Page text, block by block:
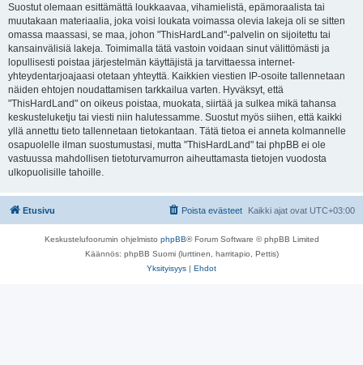
Suostut olemaan esittämättä loukkaavaa, vihamielistä, epämoraalista tai
muutakaan materiaalia, joka voisi loukata voimassa olevia lakeja oli se sitten
omassa maassasi, se maa, johon "ThisHardLand"-palvelin on sijoitettu tai
kansainvälisiä lakeja. Toimimalla tätä vastoin voidaan sinut välittömästi ja
lopullisesti poistaa järjestelmän käyttäjistä ja tarvittaessa internet-
yhteydentarjoajaasi otetaan yhteyttä. Kaikkien viestien IP-osoite tallennetaan
näiden ehtojen noudattamisen tarkkailua varten. Hyväksyt, että
"ThisHardLand" on oikeus poistaa, muokata, siirtää ja sulkea mikä tahansa
keskusteluketju tai viesti niin halutessamme. Suostut myös siihen, että kaikki
yllä annettu tieto tallennetaan tietokantaan. Tätä tietoa ei anneta kolmannelle
osapuolelle ilman suostumustasi, mutta "ThisHardLand" tai phpBB ei ole
vastuussa mahdollisen tietoturvamurron aiheuttamasta tietojen vuodosta
ulkopuolisille tahoille.
Etusivu Kaikki ajat ovat UTC+03:00
Poista evästeet
Keskustelufoorumin ohjelmisto phpBB® Forum Software © phpBB Limited
Käännös: phpBB Suomi (lurttinen, harritapio, Pettis)
Yksityisyys | Ehdot